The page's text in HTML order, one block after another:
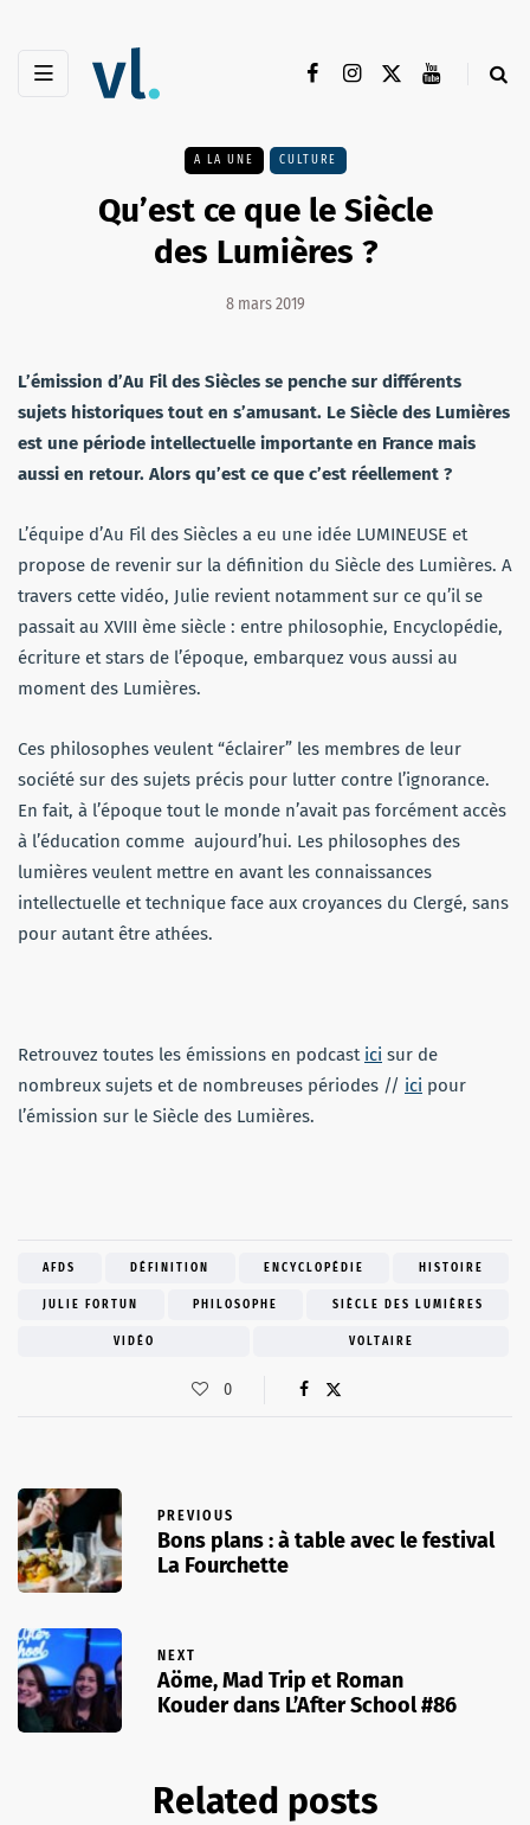
A LA UNE CULTURE
Qu’est ce que le Siècle
des Lumières ?
8 mars 2019
L’émission d’Au Fil des Siècles se penche sur différents
sujets historiques tout en s’amusant. Le Siècle des Lumières
est une période intellectuelle importante en France mais
aussi en retour. Alors qu’est ce que c’est réellement ?
L’équipe d’Au Fil des Siècles a eu une idée LUMINEUSE et
propose de revenir sur la définition du Siècle des Lumières. A
travers cette vidéo, Julie revient notamment sur ce qu’il se
passait au XVIII ème siècle : entre philosophie, Encyclopédie,
écriture et stars de l’époque, embarquez vous aussi au
moment des Lumières.
Ces philosophes veulent “éclairer” les membres de leur
société sur des sujets précis pour lutter contre l’ignorance.
En fait, à l’époque tout le monde n’avait pas forcément accès
à l’éducation comme aujourd’hui. Les philosophes des
lumières veulent mettre en avant les connaissances
intellectuelle et technique face aux croyances du Clergé, sans
pour autant être athées.
Retrouvez toutes les émissions en podcast ici sur de
nombreux sujets et de nombreuses périodes // ici pour
l’émission sur le Siècle des Lumières.
AFDS DÉFINITION ENCYCLOPÉDIE HISTOIRE
JULIE FORTUN PHILOSOPHE SIÈCLE DES LUMIÈRES
VIDÉO VOLTAIRE
0
PREVIOUS
Bons plans : à table avec le festival
La Fourchette
NEXT
Aöme, Mad Trip et Roman
Kouder dans L’After School #86
Related posts